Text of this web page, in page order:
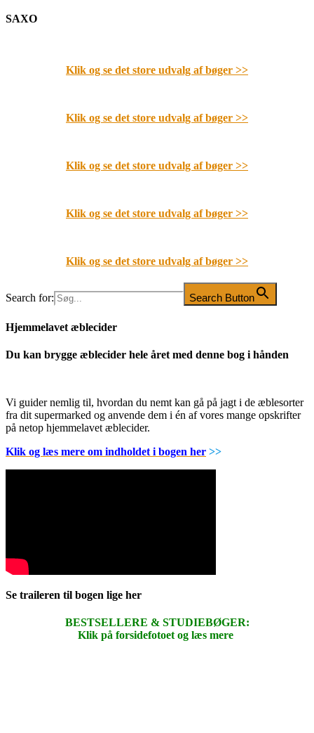
SAXO
Klik og se det store udvalg af bøger >>
Klik og se det store udvalg af bøger >>
Klik og se det store udvalg af bøger >>
Klik og se det store udvalg af bøger >>
Klik og se det store udvalg af bøger >>
Search for: Search Button
Hjemmelavet æblecider
Du kan brygge æblecider hele året med denne bog i hånden
Vi guider nemlig til, hvordan du nemt kan gå på jagt i de æblesorter
fra dit supermarked og anvende dem i én af vores mange opskrifter
på netop hjemmelavet æblecider.
Klik og læs mere om indholdet i bogen her >>
Se traileren til bogen lige her
BESTSELLERE & STUDIEBØGER:
Klik på forsidefotoet og læs mere